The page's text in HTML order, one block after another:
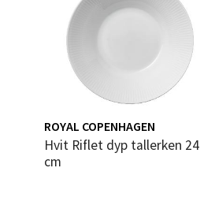
ROYAL COPENHAGEN
Hvit Riflet dyp tallerken 24
cm